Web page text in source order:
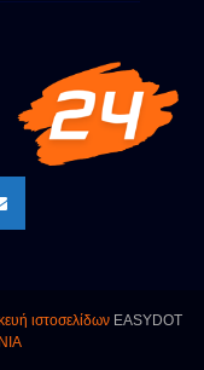
ιστοσελίδωνEASYDOT